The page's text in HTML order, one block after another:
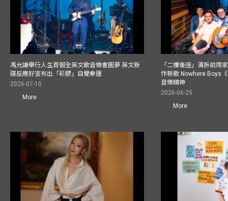
馮允謙舉行人生首個全英文歌音樂會圓夢 英文新
碟反應好宣布出「彩膠」自覺幸運
2026-07-10
More
「二樓後座」清拆前用
作新歌 Nowhere Boys
音樂精神
2026-06-25
More